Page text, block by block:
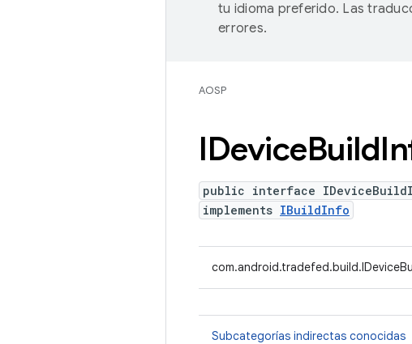
tu idioma preferido. Las
errores.
AOSP
IDeviceBuild
public interface
implements IBuildInfo
Subcategorías indirectas conocidas